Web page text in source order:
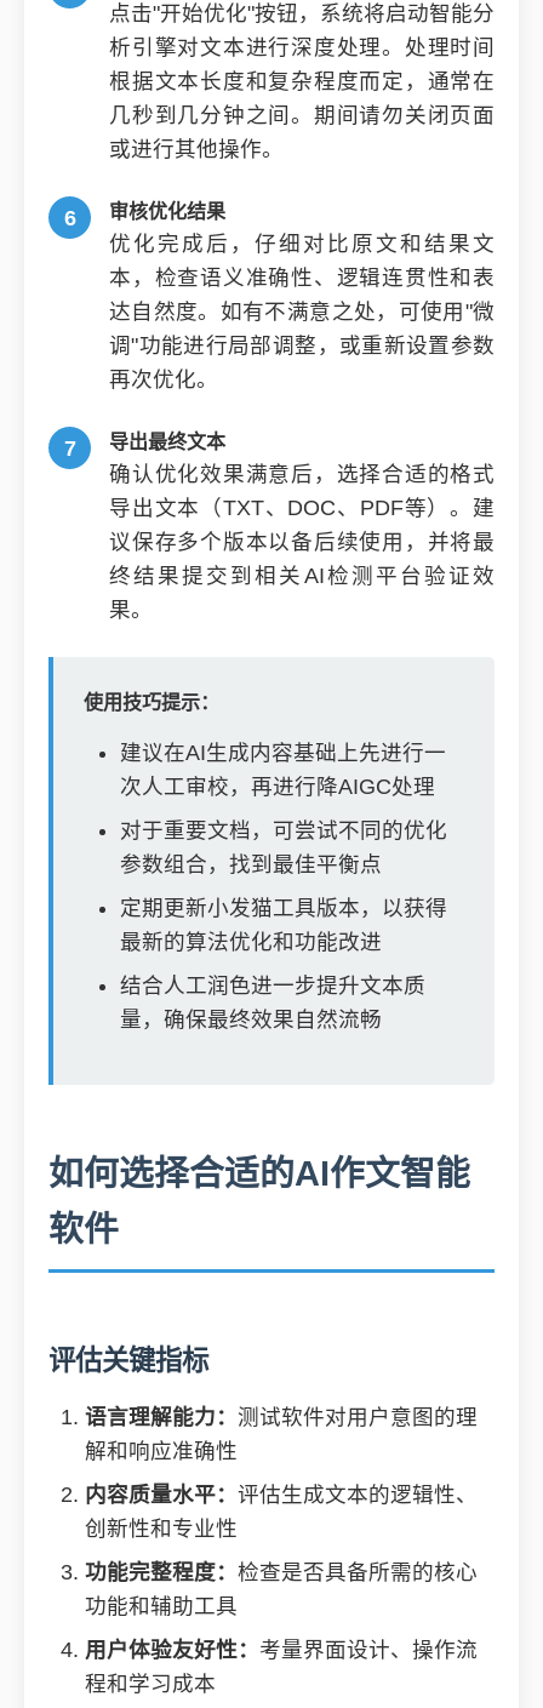
点击"开始优化"按钮，系统将启动智能分
析引擎对文本进行深度处理。处理时间
根据文本长度和复杂程度而定，通常在
几秒到几分钟之间。期间请勿关闭页面
或进行其他操作。
审核优化结果
优化完成后，仔细对比原文和结果文
本，检查语义准确性、逻辑连贯性和表
达自然度。如有不满意之处，可使用"微
调"功能进行局部调整，或重新设置参数
再次优化。
导出最终文本
确认优化效果满意后，选择合适的格式
导出文本（TXT、DOC、PDF等）。建
议保存多个版本以备后续使用，并将最
终结果提交到相关AI检测平台验证效
果。
使用技巧提示：
建议在AI生成内容基础上先进行一
次人工审校，再进行降AIGC处理
对于重要文档，可尝试不同的优化
参数组合，找到最佳平衡点
定期更新小发猫工具版本，以获得
最新的算法优化和功能改进
结合人工润色进一步提升文本质
量，确保最终效果自然流畅
如何选择合适的AI作文智能
软件
评估关键指标
语言理解能力： 测试软件对用户意图的理
解和响应准确性
内容质量水平： 评估生成文本的逻辑性、
创新性和专业性
功能完整程度： 检查是否具备所需的核心
功能和辅助工具
用户体验友好性： 考量界面设计、操作流
程和学习成本